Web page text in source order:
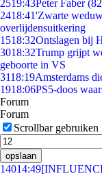
2519:43Peter Faber
2418:41'Zwarte
overlijdensuitkering
1518:32Ontslagen bij
3018:32Trump grijpt
geboorte in VS
3118:19Amsterdams
1918:06PS5-doos
Forum
Forum
Scrollbar gebruiken
opslaan
14014:49